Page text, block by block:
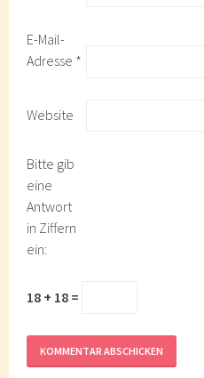
E-Mail-
Adresse *
Website
Bitte gib
eine
Antwort
in Ziffern
ein:
18 + 18 =